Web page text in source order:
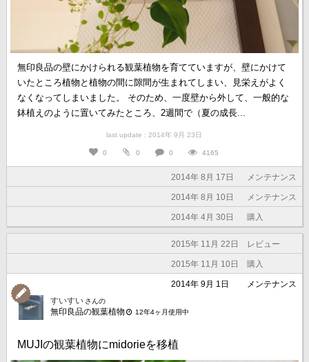
無印良品の壁にかけられる観葉植物を育てていますが、壁にかけて
いたところ植物と植物の間に隙間が生まれてしまい、見栄えがよく
なくなってしまいました。 そのため、一度壁から外して、一般的な
鉢植えのように置いてみたところ、2週間で（夏の成長...
last update : 2014年 9月 23日
0 0 0 4165
2014年 8月 17日 メンテナンス
2014年 8月 10日 メンテナンス
2014年 4月 30日 購入
2015年 11月 22日 レビュー
2015年 11月 10日 購入
2014年 9月 1日
メンテナンス
すいすい さんの
無印良品の観葉植物 12年4ヶ月使用中
MUJIの観葉植物にmidorieを移植